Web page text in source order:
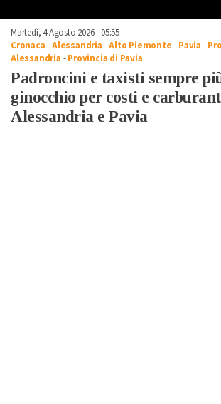
Martedì, 4 Agosto 2026 - 05:55
Cronaca-Alessandria -Alto Piemonte- Pavia -
Alessandria -Provincia di Pavia
Padroncini e taxisti sempre
ginocchio per costi e
Alessandria e Pavia